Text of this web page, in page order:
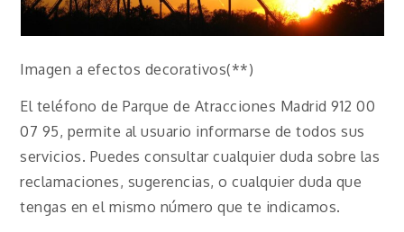
Imagen a efectos decorativos(**)
El teléfono de Parque de Atracciones Madrid 912 00
07 95, permite al usuario informarse de todos sus
servicios. Puedes consultar cualquier duda sobre las
reclamaciones, sugerencias, o cualquier duda que
tengas en el mismo número que te indicamos.